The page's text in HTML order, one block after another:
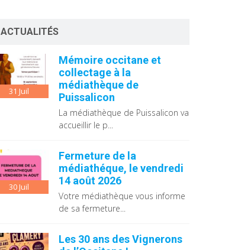
ACTUALITÉS
31 Juil
Mémoire occitane et
collectage à la
médiathèque de
Puissalicon
La médiathèque de Puissalicon va
accueillir le p...
30Juil
Fermeture de la
médiathéque, le vendredi
14 août 2026
Votre médiathèque vous informe
de sa fermeture...
Les 30 ans des Vignerons